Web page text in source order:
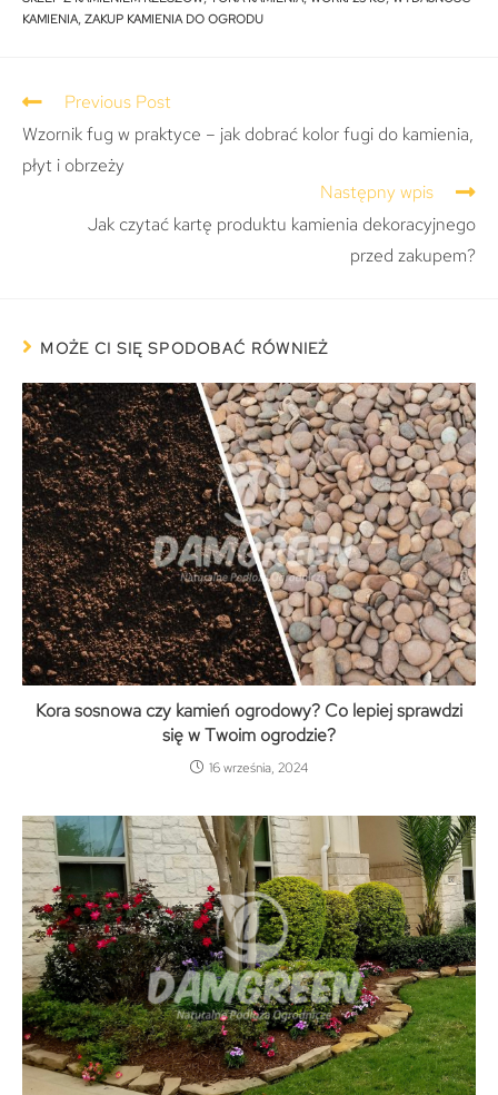
KAMIENIA, ZAKUP KAMIENIA DO OGRODU
Previous Post
Wzornik fug w praktyce – jak dobrać kolor fugi do kamienia,
płyt i obrzeży
Następny wpis
Jak czytać kartę produktu kamienia dekoracyjnego
przed zakupem?
MOŻE CI SIĘ SPODOBAĆ RÓWNIEŻ
Kora sosnowa czy kamień ogrodowy? Co lepiej sprawdzi
się w Twoim ogrodzie?
16 września, 2024